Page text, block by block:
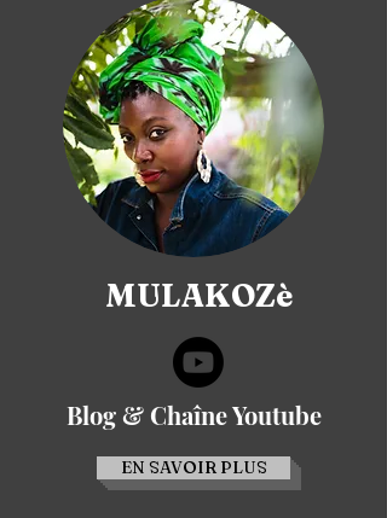
MULAKOZè
Blog & Chaîne Youtube
EN SAVOIR PLUS